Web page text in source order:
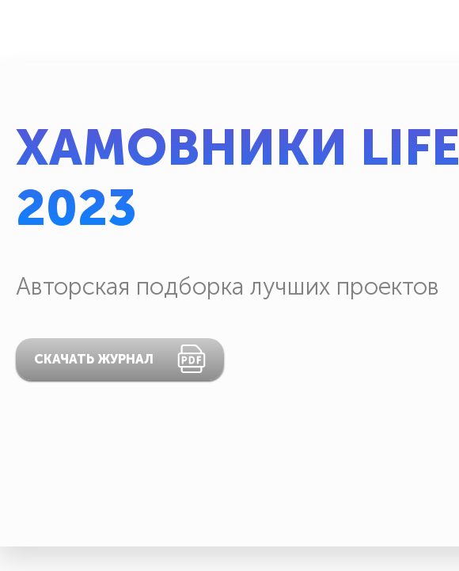
ХАМОВНИКИ LIFE
2023
Авторская подборка лучших проектов
СКАЧАТЬ ЖУРНАЛ